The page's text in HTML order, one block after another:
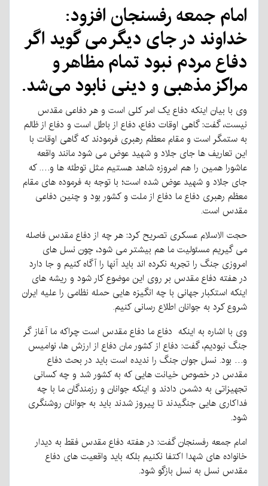
امام جمعه رفسنجان افزود:
خداوند در جای دیگر می گوید اگر
دفاع مردم نبود تمام مظاهر و
مراکز مذهبی و دینی نابود می‌‌شد.
وی با بیان اینکه دفاع یک امر کلی است و هر دفاعی مقدس
نیست، گفت: گاهی اوقات دفاع، دفاع از باطل است و دفاع از ظالم
به ستمگر است و مقام معظم رهبری فرمودند که گاهی اوقات با
این تعاریف ها جای جلاد و شهید عوض می شود مانند واقعه
عاشورا همین را هم امروزه شاهد هستیم مثل توطئه ها و…. که
جای جلاد و شهید عوض شده است؛ با توجه به فرموده های مقام
معظم رهبری دفاع ما دفاع از ملت و کشور بود و چنین دفاعی
مقدس است.
حجت الاسلام عسکری تصریح کرد: هر چه از دفاع مقدس فاصله
می گیریم مسئولیت ما هم بیشتر می شود، چون نسل های
امروزی جنگ را تجربه نکرده اند باید آنها را آگاه کنیم و جا دارد
در هفته دفاع مقدس بر روی این موضوع کار شود و ریشه های
اینکه استکبار جهانی با چه انگیزه هایی حمله نظامی را علیه ایران
شروع کرد به جوانان اطلاع رسانی کنیم.
وی با اشاره به اینکه دفاع ما دفاع مقدس است چراکه ما آغاز گر
جنگ نبودیم، گفت: دفاع از کشور مان دفاع از ارزش ها، نوامیس
و… بود. نسل جوان جنگ را ندیده است باید در بحث دفاع
مقدس در خصوص خیانت هایی که به کشور شد و چه کسانی
تجهیزاتی به دشمن دادند و اینکه جوانان و رزمندگان ما با چه
فداکاری هایی جنگیدند تا پیروز شدند باید به جوانان روشنگری
شود.
امام جمعه رفسنجان گفت: در هفته دفاع مقدس فقط به دیدار
خانواده های شهدا اکتفا نکنیم بلکه باید واقعیت های دفاع
مقدس نسل به نسل بازگو شود.